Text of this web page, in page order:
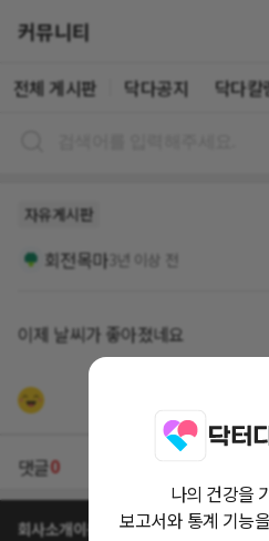
커뮤니티
전체 게시판 닥다공지 닥다칼
자유게시판
회전목마 3년 이상 전
이제 날씨가 좋아졌네요
댓글0
회사소개이용약관개인정보 처리방침
나의 건강을
보고서와 통계 기능